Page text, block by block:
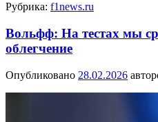
Рубрика: f1news.ru
Вольфф: На тестах мы
облегчение
Опубликовано 28.02.2026